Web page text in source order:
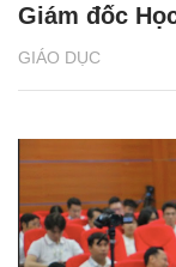
GIÁO DỤC
Giám đốc